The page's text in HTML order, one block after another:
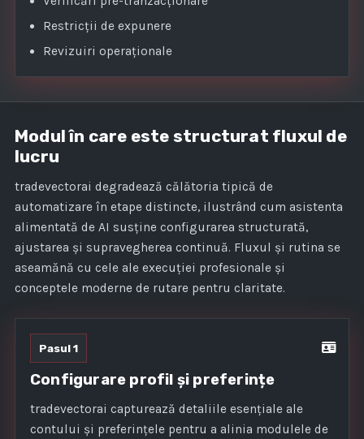
Restricții de expunere
Revizuiri operaționale
Modul în care este structurat fluxul de
lucru
tradevectorai degradează călătoria tipică de
automatizare în etape distincte, ilustrând cum asistenta
alimentată de AI susține configurarea structurată,
ajustarea și supravegherea continuă. Fluxul și rutina se
aseamănă cu cele ale execuției profesionale și
conceptele moderne de rutare pentru claritate.
Pasul 1
Configurare profil și preferințe
tradevectorai capturează detaliile esențiale ale
contului și preferințele pentru a alinia modulele de